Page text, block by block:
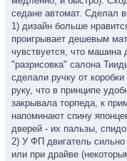
седане автомат. Сделал
1) дизайн больше
проигрывает дешевым
чувствуется, что машина
"разрисовка" салона
сделали ручку от
руку, что в принципе
закрывала торпеда, к
напоминают спину
дверей - их пальзы,
2) У ФП двигатель
или при драйве